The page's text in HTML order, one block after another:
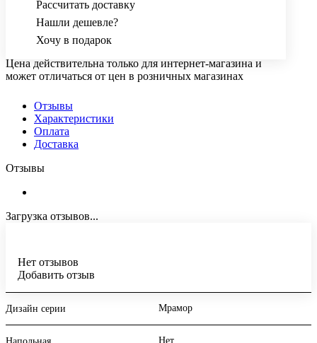
Рассчитать доставку
Нашли дешевле?
Хочу в подарок
Цена действительна только для интернет-магазина и
может отличаться от цен в розничных магазинах
Отзывы
Характеристики
Оплата
Доставка
Отзывы
Загрузка отзывов...
Нет отзывов
Добавить отзыв
Дизайн серии Мрамор
Нет